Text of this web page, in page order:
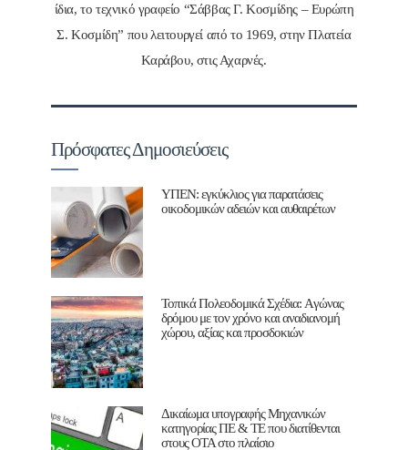
ίδια, το τεχνικό γραφείο “Σάββας Γ. Κοσμίδης – Ευρώπη
Σ. Κοσμίδη” που λειτουργεί από το 1969, στην Πλατεία
Καράβου, στις Αχαρνές.
Πρόσφατες Δημοσιεύσεις
ΥΠΕΝ: εγκύκλιος για παρατάσεις
οικοδομικών αδειών και αυθαιρέτων
Τοπικά Πολεοδομικά Σχέδια: Aγώνας
δρόμου με τον χρόνο και αναδιανομή
χώρου, αξίας και προσδοκιών
Δικαίωμα υπογραφής Μηχανικών
κατηγορίας ΠΕ & ΤΕ που διατίθενται
στους ΟΤΑ στο πλαίσιο